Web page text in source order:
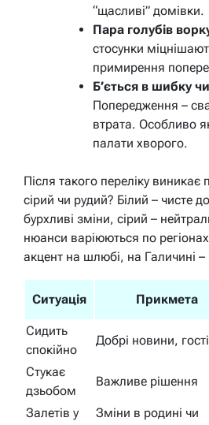
“щасливі” домівки.
Пара голубів
стосунки
примирення
Б’ється в шибку
Попередження –
втрата. Особливо
палати хворого.
Після такого переліку
сірий чи рудий? Білий – чисте
бурхливі зміни, сірий –
нюанси варіюються по
акцент на шлюбі, на Галичині –
Ситуація Прикмета
Сидить
спокійно
Добрі новини, гості
Стукає
дзьобом
Важливе рішення
Залетів у
Зміни в родині чи